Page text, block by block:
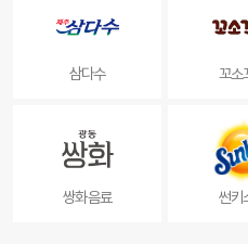
삼다수 꼬소
쌍화음료 썬키